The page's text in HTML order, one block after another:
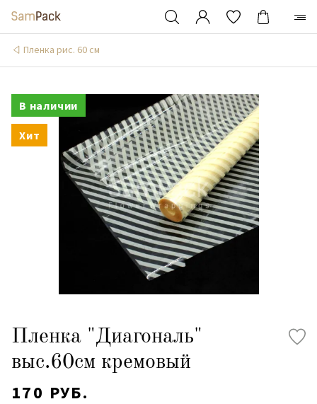
Пленка рис. 60 см
В наличии
Хит
Пленка "Диагональ"
выс.60см кремовый
170 РУБ.